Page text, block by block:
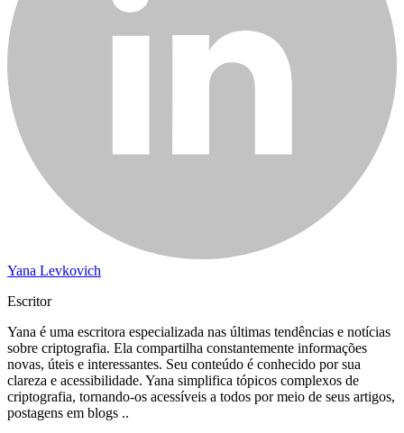
Yana Levkovich
Escritor
Yana é uma escritora especializada nas últimas tendências e notícias
sobre criptografia. Ela compartilha constantemente informações
novas, úteis e interessantes. Seu conteúdo é conhecido por sua
clareza e acessibilidade. Yana simplifica tópicos complexos de
criptografia, tornando-os acessíveis a todos por meio de seus artigos,
postagens em blogs ..